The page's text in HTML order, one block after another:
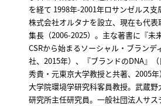
を経て 1998年-2001年ロサンゼルス支
株式会社オルタナを設立、現在も代
集長（2006-2025）。主な著書に『未
CSRから始まるソーシャル・ブランデ
社、2015年）、『ブランドのDNA』
秀貴・元東京大学教授と共著、2005
大学院環境学研究科客員教授。武蔵野
研究所主任研究員。一般社団法人サ